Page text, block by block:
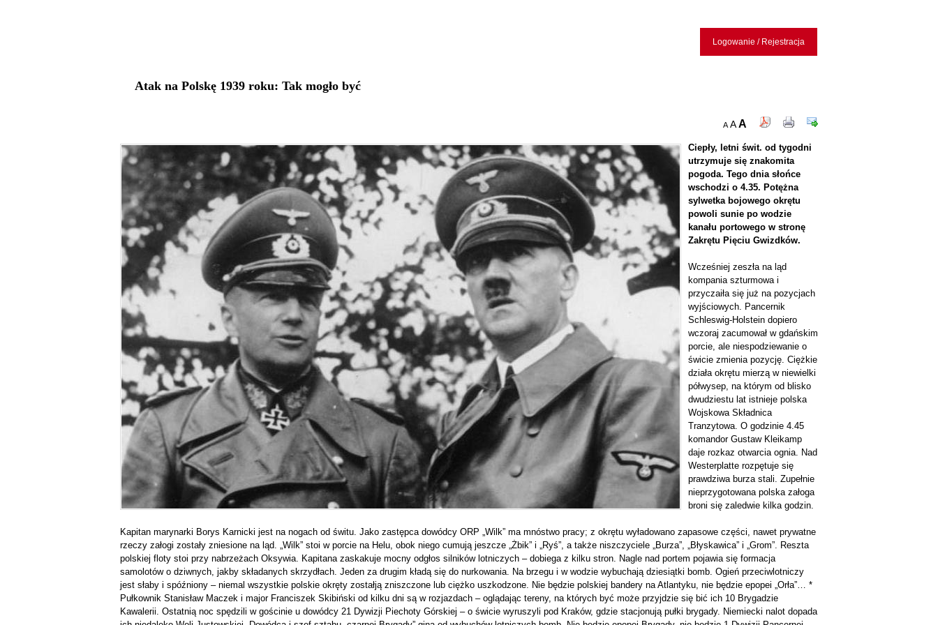
Logowanie / Rejestracja
Atak na Polskę 1939 roku: Tak mogło być
A AA
Ciepły, letni świt. od tygodni
utrzymuje się znakomita
pogoda. Tego dnia słońce
wschodzi o 4.35. Potężna
sylwetka bojowego okrętu
powoli sunie po wodzie
kanału portowego w stronę
Zakrętu Pięciu Gwizdków.
Wcześniej zeszła na ląd
kompania szturmowa i
przyczaiła się już na pozycjach
wyjściowych. Pancernik
Schleswig-Holstein dopiero
wczoraj zacumował w gdańskim
porcie, ale niespodziewanie o
świcie zmienia pozycję. Ciężkie
działa okrętu mierzą w niewielki
półwysep, na którym od blisko
dwudziestu lat istnieje polska
Wojskowa Składnica
Tranzytowa. O godzinie 4.45
komandor Gustaw Kleikamp
daje rozkaz otwarcia ognia. Nad
Westerplatte rozpętuje się
prawdziwa burza stali. Zupełnie
nieprzygotowana polska załoga
broni się zaledwie kilka godzin.
Kapitan marynarki Borys Karnicki jest na nogach od świtu. Jako zastępca dowódcy ORP „Wilk” ma mnóstwo pracy; z okrętu wyładowano zapasowe części, nawet prywatne
rzeczy załogi zostały zniesione na ląd. „Wilk” stoi w porcie na Helu, obok niego cumują jeszcze „Żbik” i „Ryś”, a także niszczyciele „Burza”, „Błyskawica” i „Grom”. Reszta
polskiej floty stoi przy nabrzeżach Oksywia. Kapitana zaskakuje mocny odgłos silników lotniczych – dobiega z kilku stron. Nagle nad portem pojawia się formacja
samolotów o dziwnych, jakby składanych skrzydłach. Jeden za drugim kładą się do nurkowania. Na brzegu i w wodzie wybuchają dziesiątki bomb. Ogień przeciwlotniczy
jest słaby i spóźniony – niemal wszystkie polskie okręty zostałją zniszczone lub ciężko uszkodzone. Nie będzie polskiej bandery na Atlantyku, nie będzie epopei „Orła”… *
Pułkownik Stanisław Maczek i major Franciszek Skibiński od kilku dni są w rozjazdach – oglądając tereny, na których być może przyjdzie się bić ich 10 Brygadzie
Kawalerii. Ostatnią noc spędzili w gościnie u dowódcy 21 Dywizji Piechoty Górskiej – o świcie wyruszyli pod Kraków, gdzie stacjonują pułki brygady. Niemiecki nalot dopada